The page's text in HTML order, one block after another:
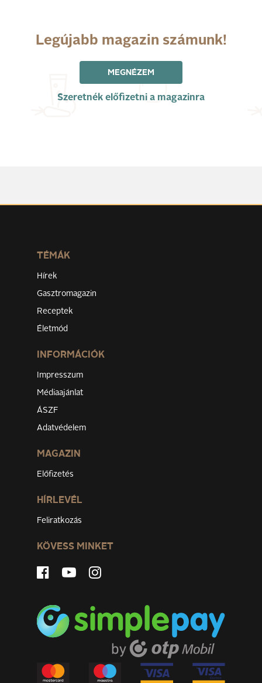
Legújabb magazin számunk!
MEGNÉZEM
Szeretnék előfizetni a magazinra
TÉMÁK
Hírek
Gasztromagazin
Receptek
Életmód
INFORMÁCIÓK
Impresszum
Médiaajánlat
ÁSZF
Adatvédelem
MAGAZIN
Előfizetés
HÍRLEVÉL
Feliratkozás
KÖVESS MINKET